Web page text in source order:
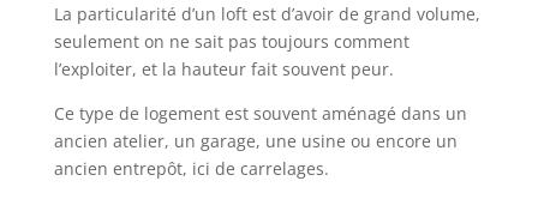
La particularité d’un loft est d’avoir de grand volume,
seulement on ne sait pas toujours comment
l’exploiter, et la hauteur fait souvent peur.
Ce type de logement est souvent aménagé dans un
ancien atelier, un garage, une usine ou encore un
ancien entrepôt, ici de carrelages.